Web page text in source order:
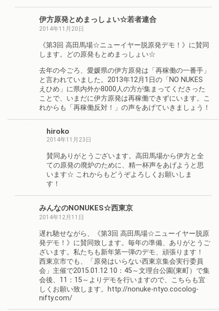
伊方原発とめまっしょい☆若者連合
2014年11月20日
《第3回 高田馬場☆ニューイヤー脱原発デモ！》に賛同
します。どの原発もとめまっしょい☆
去年の今ごろ、愛媛県の伊方原発は「再稼働の一番手」
と言われていました。2013年12月1日の「NO NUKES
えひめ」に県内外か8000人の方が集まってくださった
ことで、いまだに伊方原発は再稼働できずにいます。こ
れからも「再稼働反対！」の声をあげていきましょう！
hiroko
2014年11月23日
賛同ありがとうございます。高田馬場から伊方と全
ての原発の廃炉のために、精一杯声をあげようと思
います☆ これからもどうぞよろしくお願いしま
す！
みんなのNONUKES☆西東京
2014年12月11日
遅れ馳せながら、《第3回 高田馬場☆ニューイヤー脱原
発デモ！》に賛同致します。毎年の準備、ありがとうご
ざいます。私たちも新年第一弾のデモ、頑張ります！
西東京市でも、「原発はいらない西東京集会実行委員
会」主催で2015.01.12 10：45～文理台公園(東町）で集
会後、11：15～よりデモを行いますので、こちらも宜
しくお願い致します。http://nonuke-ntyo.cocolog-
nifty.com/